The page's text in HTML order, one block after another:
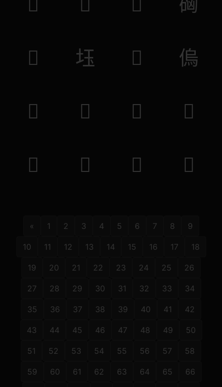
𤔖 𡊩 𠫧 𠌥
𠜆 𥡻 𦐞 𢘍
𤄴 𣖑 𣵓 𣥲
« 1 2 3 4 5 6 7 8 9
10 11 12 13 14 15 16 17 18
19 20 21 22 23 24 25 26
27 28 29 30 31 32 33 34
35 36 37 38 39 40 41 42
43 44 45 46 47 48 49 50
51 52 53 54 55 56 57 58
59 60 61 62 63 64 65 66